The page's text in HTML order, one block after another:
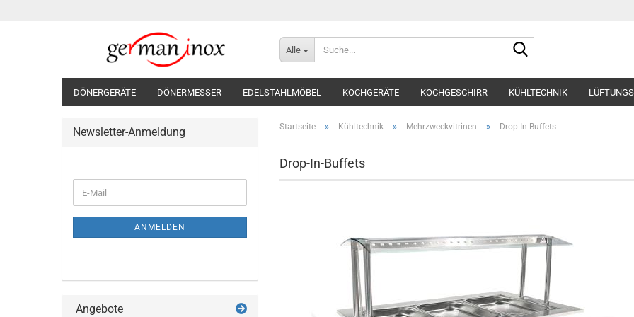
Alle
DÖNERGERÄTE DÖNERMESSER EDELSTAHLMÖBEL KOCHGERÄTE KOCHGESCHIRR KÜHLTECHNIK
Startseite » Kühltechnik » Mehrzweckvitrinen » Drop-In-Buffets
Drop-In-Buffets
Newsletter-Anmeldung
ZUR
E-
Mail
ANMELDEN
Angebote